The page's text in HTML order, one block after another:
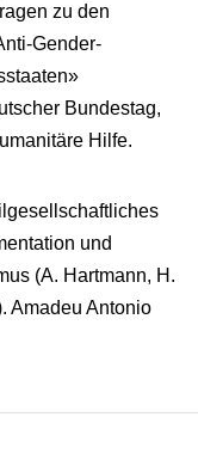
zu den
Gender-
Bundestag,
Hilfe.
und
(A. Hartmann, H.
Amadeu Antonio